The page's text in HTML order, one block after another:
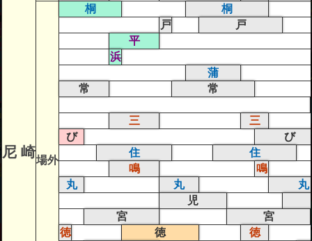
尼 崎場外
桐
桐
戸
戸
平
浜
蒲
常
常
三
三
び
び
住
住
鳴
鳴
丸
丸
丸
児
宮
宮
徳
徳
徳